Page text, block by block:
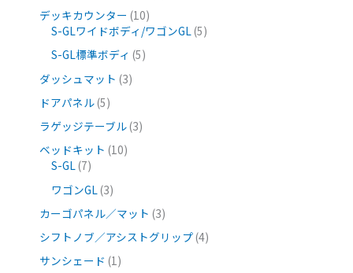
デッキカウンター 10
S-GLワイドボディ/ワゴンGL 5
S-GL標準ボディ 5
ダッシュマット 3
ドアパネル 5
ラゲッジテーブル 3
ベッドキット 10
S-GL 7
ワゴンGL 3
カーゴパネル／マット 3
シフトノブ／アシストグリップ 4
サンシェード 1